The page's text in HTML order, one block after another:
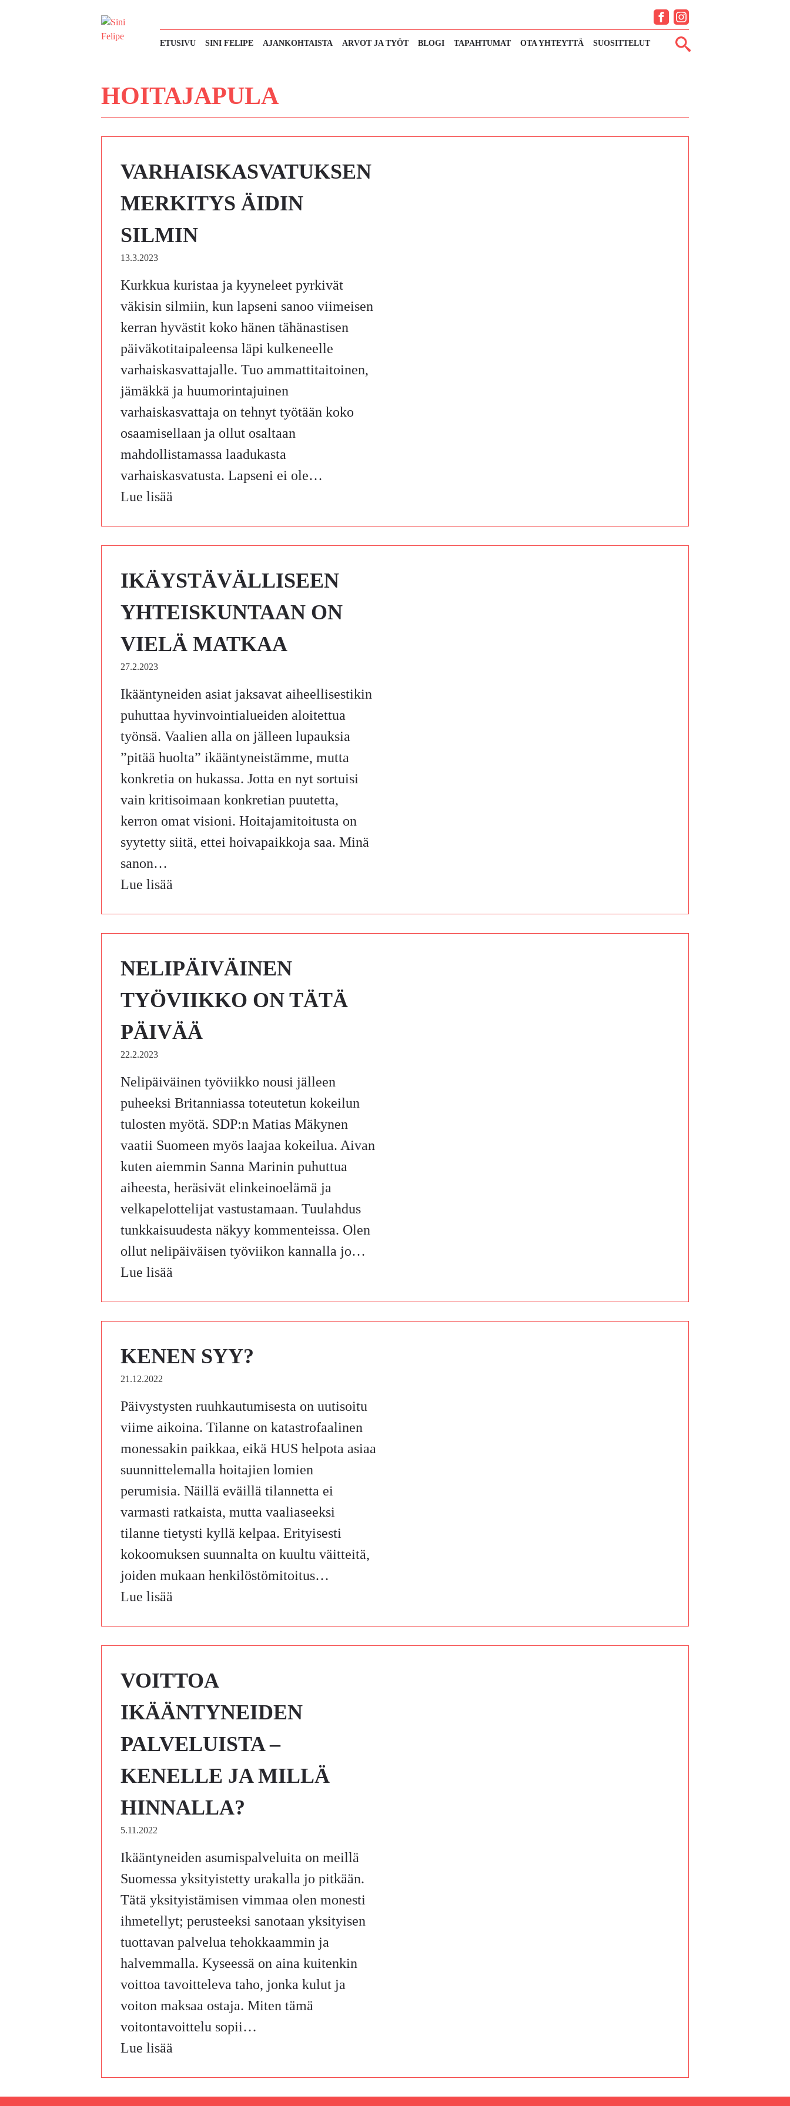
FacebookInstagram
ETUSIVU SINI FELIPE AJANKOHTAISTA ARVOT JA TYÖT BLOGI TAPAHTUMAT OTA YHTEYTTÄ SUOSITTELUT
HOITAJAPULA
VARHAISKASVATUKSEN
MERKITYS ÄIDIN
SILMIN
13.3.2023
Kurkkua kuristaa ja kyyneleet pyrkivät
väkisin silmiin, kun lapseni sanoo viimeisen
kerran hyvästit koko hänen tähänastisen
päiväkotitaipaleensa läpi kulkeneelle
varhaiskasvattajalle. Tuo ammattitaitoinen,
jämäkkä ja huumorintajuinen
varhaiskasvattaja on tehnyt työtään koko
osaamisellaan ja ollut osaltaan
mahdollistamassa laadukasta
varhaiskasvatusta. Lapseni ei ole…
Lue lisää
IKÄYSTÄVÄLLISEEN
YHTEISKUNTAAN ON
VIELÄ MATKAA
27.2.2023
Ikääntyneiden asiat jaksavat aiheellisestikin
puhuttaa hyvinvointialueiden aloitettua
työnsä. Vaalien alla on jälleen lupauksia
”pitää huolta” ikääntyneistämme, mutta
konkretia on hukassa. Jotta en nyt sortuisi
vain kritisoimaan konkretian puutetta,
kerron omat visioni. Hoitajamitoitusta on
syytetty siitä, ettei hoivapaikkoja saa. Minä
sanon…
Lue lisää
NELIPÄIVÄINEN
TYÖVIIKKO ON TÄTÄ
PÄIVÄÄ
22.2.2023
Nelipäiväinen työviikko nousi jälleen
puheeksi Britanniassa toteutetun kokeilun
tulosten myötä. SDP:n Matias Mäkynen
vaatii Suomeen myös laajaa kokeilua. Aivan
kuten aiemmin Sanna Marinin puhuttua
aiheesta, heräsivät elinkeinoelämä ja
velkapelottelijat vastustamaan. Tuulahdus
tunkkaisuudesta näkyy kommenteissa. Olen
ollut nelipäiväisen työviikon kannalla jo…
Lue lisää
KENEN SYY?
21.12.2022
Päivystysten ruuhkautumisesta on uutisoitu
viime aikoina. Tilanne on katastrofaalinen
monessakin paikkaa, eikä HUS helpota asiaa
suunnittelemalla hoitajien lomien
perumisia. Näillä eväillä tilannetta ei
varmasti ratkaista, mutta vaaliaseeksi
tilanne tietysti kyllä kelpaa. Erityisesti
kokoomuksen suunnalta on kuultu väitteitä,
joiden mukaan henkilöstömitoitus…
Lue lisää
VOITTOA
IKÄÄNTYNEIDEN
PALVELUISTA –
KENELLE JA MILLÄ
HINNALLA?
5.11.2022
Ikääntyneiden asumispalveluita on meillä
Suomessa yksityistetty urakalla jo pitkään.
Tätä yksityistämisen vimmaa olen monesti
ihmetellyt; perusteeksi sanotaan yksityisen
tuottavan palvelua tehokkaammin ja
halvemmalla. Kyseessä on aina kuitenkin
voittoa tavoitteleva taho, jonka kulut ja
voiton maksaa ostaja. Miten tämä
voitontavoittelu sopii…
Lue lisää